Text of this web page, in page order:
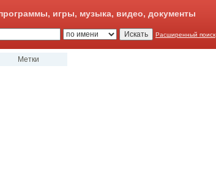
игры, музыка, видео, документы
Расширенный поиск
Метки